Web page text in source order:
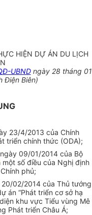
HIỆN DỰ ÁN DU LỊCH
UBNDngày 28 tháng 01
Điện Biên)
23/4/2013 của Chính
triển chính thức (ODA);
ngày 09/01/2014 của Bộ
một số điều của Nghị định
phủ;
20/02/2014 của Thủ tướng
án “Phát triển cơ sở hạ
khu vực Tiểu vùng Mê
Phát triển Châu Á;